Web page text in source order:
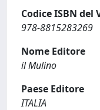
Codice ISBN del
978-8815283269
Nome Editore
il Mulino
Paese Editore
ITALIA